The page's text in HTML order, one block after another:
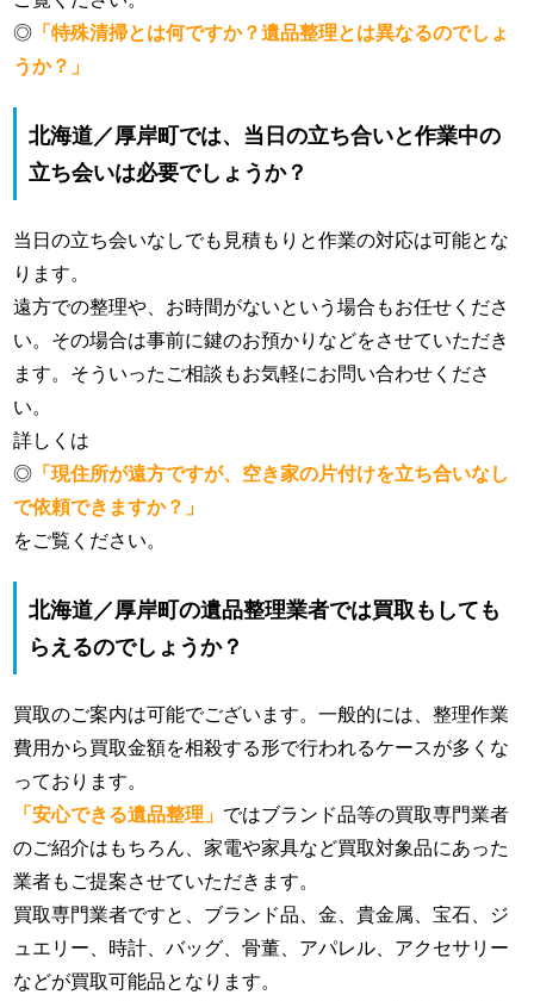
◎ 「特殊清掃とは何ですか？遺品整理とは異なるのでしょ
うか？」
北海道／厚岸町では、当日の立ち合いと作業中の
立ち会いは必要でしょうか？
当日の立ち会いなしでも見積もりと作業の対応は可能とな
ります。
遠方での整理や、お時間がないという場合もお任せくださ
い。その場合は事前に鍵のお預かりなどをさせていただき
ます。そういったご相談もお気軽にお問い合わせくださ
い。
詳しくは
◎ 「現住所が遠方ですが、空き家の片付けを立ち合いなし
で依頼できますか？」
をご覧ください。
北海道／厚岸町の遺品整理業者では買取もしても
らえるのでしょうか？
買取のご案内は可能でございます。一般的には、整理作業
費用から買取金額を相殺する形で行われるケースが多くな
っております。
「安心できる遺品整理」 ではブランド品等の買取専門業者
のご紹介はもちろん、家電や家具など買取対象品にあった
業者もご提案させていただきます。
買取専門業者ですと、ブランド品、金、貴金属、宝石、ジ
ュエリー、時計、バッグ、骨董、アパレル、アクセサリー
などが買取可能品となります。